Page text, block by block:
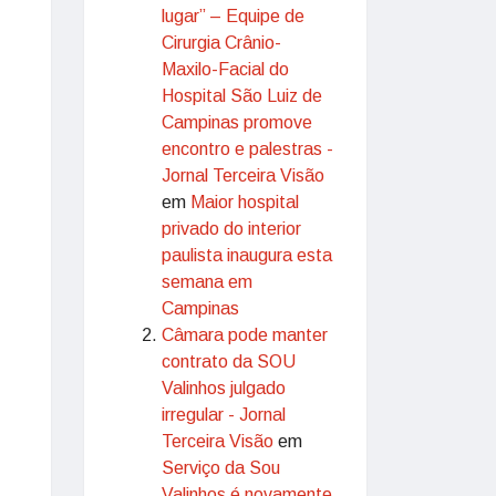
lugar” – Equipe de
Cirurgia Crânio-
Maxilo-Facial do
Hospital São Luiz de
Campinas promove
encontro e palestras -
Jornal Terceira Visão
em Maior hospital
privado do interior
paulista inaugura esta
semana em
Campinas
Câmara pode manter
contrato da SOU
Valinhos julgado
irregular - Jornal
Terceira Visão em
Serviço da Sou